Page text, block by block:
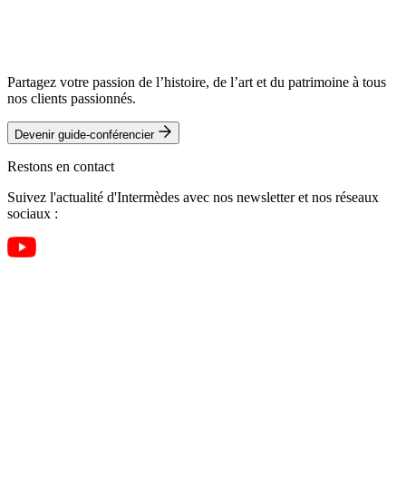
Partagez votre passion de l’histoire, de l’art et du patrimoine à tous
nos clients passionnés.
Devenir guide-conférencier
Restons en contact
Suivez l'actualité d'Intermèdes avec nos newsletter et nos réseaux
sociaux :